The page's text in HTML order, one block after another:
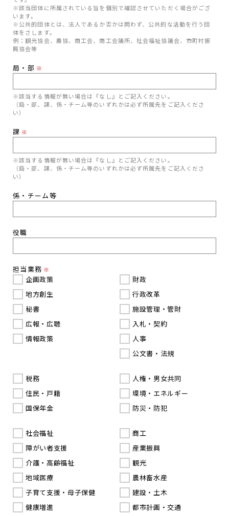
※該当団体に所属されている旨を個別で確認させていただく場合がござ
います。
※公共的団体とは、法人であるか否かは問わず、公共的な活動を行う団
体をさします。
例：観光協会、農協、商工会、商工会議所、社会福祉協議会、市町村振
興協会等
局・部 ※
※該当する情報が無い場合は『なし』とご記入ください。
（局・部、課、係・チーム等のいずれかは必ず所属先をご記入くださ
い）
課 ※
※該当する情報が無い場合は『なし』とご記入ください。
（局・部、課、係・チーム等のいずれかは必ず所属先をご記入くださ
い）
係・チーム等
役職
担当業務 ※
企画政策
地方創生
秘書
広報・広聴
情報政策
財政
行政改革
施設管理・管財
入札・契約
人事
公文書・法規
税務
住民・戸籍
国保年金
人権・男女共同
環境・エネルギー
防災・防犯
社会福祉
障がい者支援
介護・高齢福祉
地域医療
子育て支援・母子保健
健康増進
商工
産業振興
観光
農林畜水産
建設・土木
都市計画・交通